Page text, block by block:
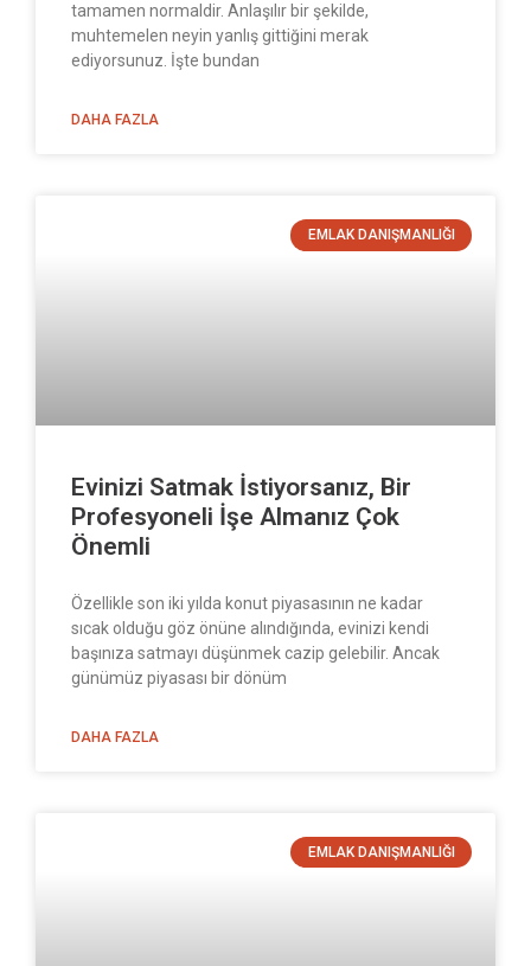
tamamen normaldir. Anlaşılır bir şekilde,
muhtemelen neyin yanlış gittiğini merak
ediyorsunuz. İşte bundan
DAHA FAZLA
EMLAK DANIŞMANLIĞI
Evinizi Satmak İstiyorsanız, Bir
Profesyoneli İşe Almanız Çok
Önemli
Özellikle son iki yılda konut piyasasının ne kadar
sıcak olduğu göz önüne alındığında, evinizi kendi
başınıza satmayı düşünmek cazip gelebilir. Ancak
günümüz piyasası bir dönüm
DAHA FAZLA
EMLAK DANIŞMANLIĞI